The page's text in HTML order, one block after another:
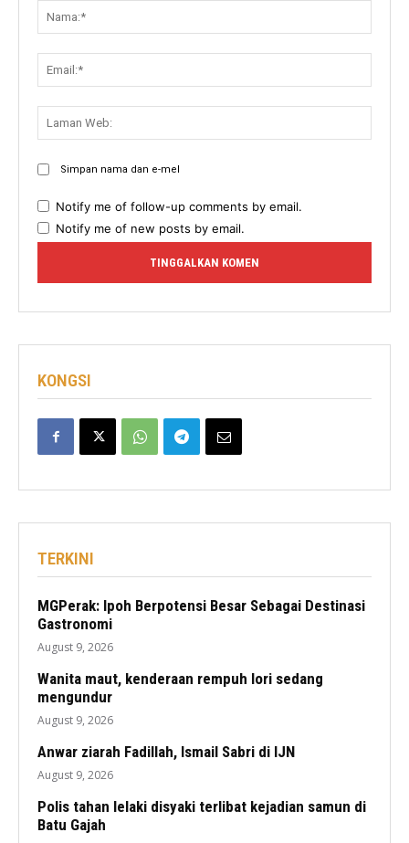
Simpan nama dan e-mel
Notify me of follow-up comments by email.
Notify me of new posts by email.
KONGSI
TERKINI
MGPerak: Ipoh Berpotensi Besar Sebagai Destinasi
Gastronomi
August 9, 2026
Wanita maut, kenderaan rempuh lori sedang
mengundur
August 9, 2026
Anwar ziarah Fadillah, Ismail Sabri di IJN
August 9, 2026
Polis tahan lelaki disyaki terlibat kejadian samun di
Batu Gajah